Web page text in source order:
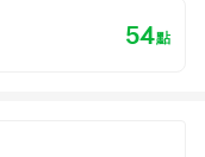
54點